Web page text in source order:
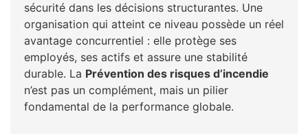
sécurité dans les décisions structurantes. Une
organisation qui atteint ce niveau possède un réel
avantage concurrentiel : elle protège ses
employés, ses actifs et assure une stabilité
durable. La Prévention des risques d’incendie
n’est pas un complément, mais un pilier
fondamental de la performance globale.